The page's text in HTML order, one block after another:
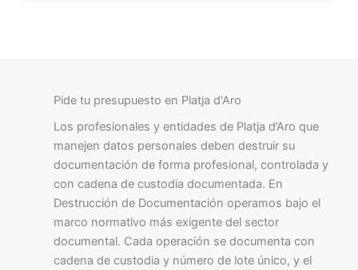
Pide tu presupuesto en Platja d'Aro
Los profesionales y entidades de Platja d’Aro que
manejen datos personales deben destruir su
documentación de forma profesional, controlada y
con cadena de custodia documentada. En
Destrucción de Documentación operamos bajo el
marco normativo más exigente del sector
documental. Cada operación se documenta con
cadena de custodia y número de lote único, y el